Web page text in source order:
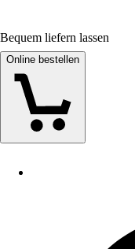
Bequem liefern lassen
Online bestellen